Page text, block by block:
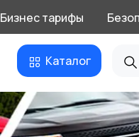
Бизнес тарифы
Каталог